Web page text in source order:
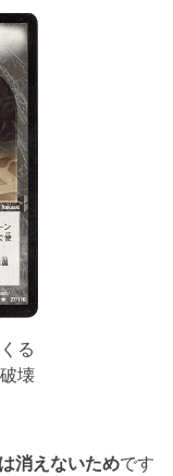
る
壊
消えないためです